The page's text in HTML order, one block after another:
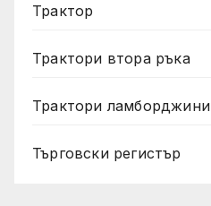
Трактор
Трактори втора ръка
Трактори ламборджини
Търговски регистър